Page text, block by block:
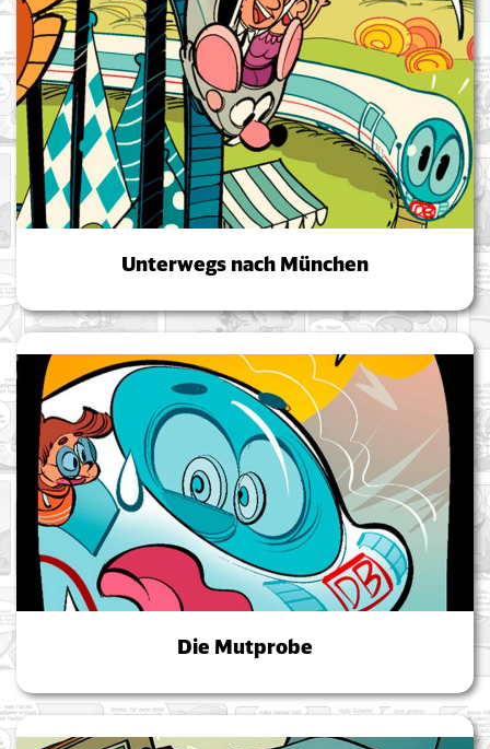
Unterwegs nach München
Die Mutprobe